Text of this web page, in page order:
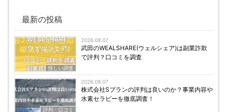
最新の投稿
怪しい調査
2026.08.07
武田のWEALSHARE(ウェルシェア)は副業詐欺
で評判？口コミを調査
評判・口コミ
2026.08.07
株式会社Sプランの評判は良いのか？事業内容や
水素セラピーを徹底調査！